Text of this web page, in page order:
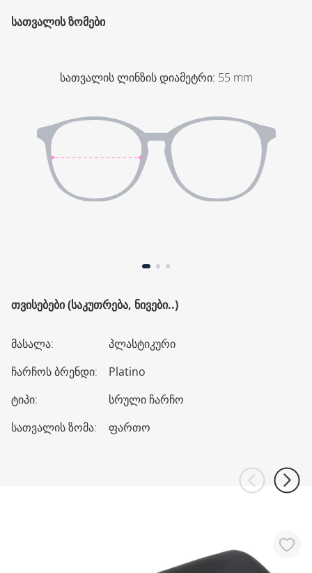
ᲡᲐᲗᲕᲐᲚᲘᲡ ᲖᲝᲛᲔᲑᲘ
სათვალის ლინზის დიამეტრი: 55 mm
ᲗᲕᲘᲡᲔᲑᲔᲑᲘ (ᲡᲐᲙᲣᲗᲠᲔᲑᲐ, ᲜᲘᲕᲔᲑᲘ..)
მასალა:
პლასტიკური
ჩარჩოს ბრენდი:
Platino
ტიპი:
სრული ჩარჩო
სათვალის ზომა: ფართო